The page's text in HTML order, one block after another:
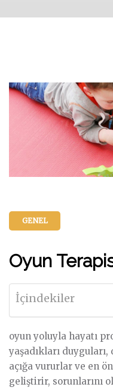
GENEL
Oyun
İçindekiler
oyun yoluyla hayatı
yaşadıkları
açığa vururlar ve en
geliştirir, sorunlarını